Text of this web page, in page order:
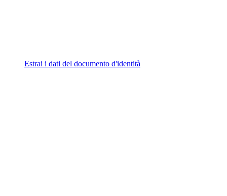
Estrai i dati del documento d'identità